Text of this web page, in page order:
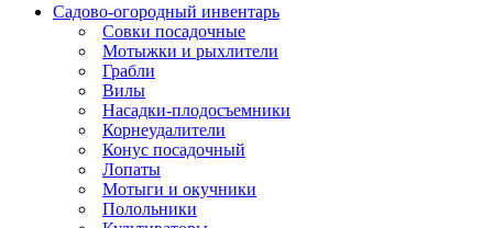
Садово-огородный инвентарь
Совки посадочные
Мотыжки и рыхлители
Грабли
Вилы
Насадки-плодосъемники
Корнеудалители
Конус посадочный
Лопаты
Мотыги и окучники
Полольники